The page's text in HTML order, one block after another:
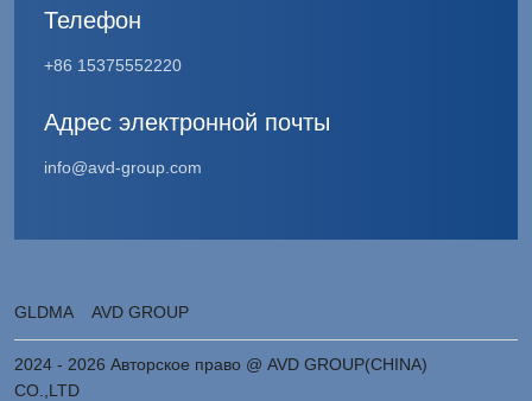
Телефон
+86 15375552220
Адрес электронной почты
info@avd-group.com
GLDMA AVD GROUP
2024 - 2026 Авторское право @ AVD GROUP(CHINA)
CO.,LTD